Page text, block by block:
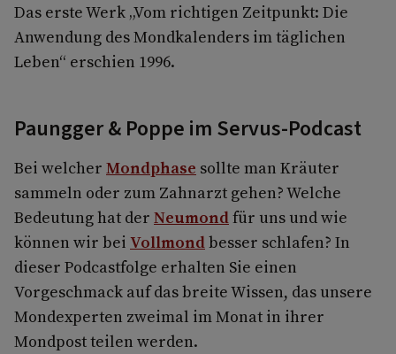
Das erste Werk „Vom richtigen Zeitpunkt: Die
Anwendung des Mondkalenders im täglichen
Leben“ erschien 1996.
Paungger & Poppe im Servus-Podcast
Bei welcher Mondphase sollte man Kräuter
sammeln oder zum Zahnarzt gehen? Welche
Bedeutung hat der Neumondfür uns und wie
können wir bei Vollmondbesser schlafen? In
dieser Podcastfolge erhalten Sie einen
Vorgeschmack auf das breite Wissen, das unsere
Mondexperten zweimal im Monat in ihrer
Mondpost teilen werden.